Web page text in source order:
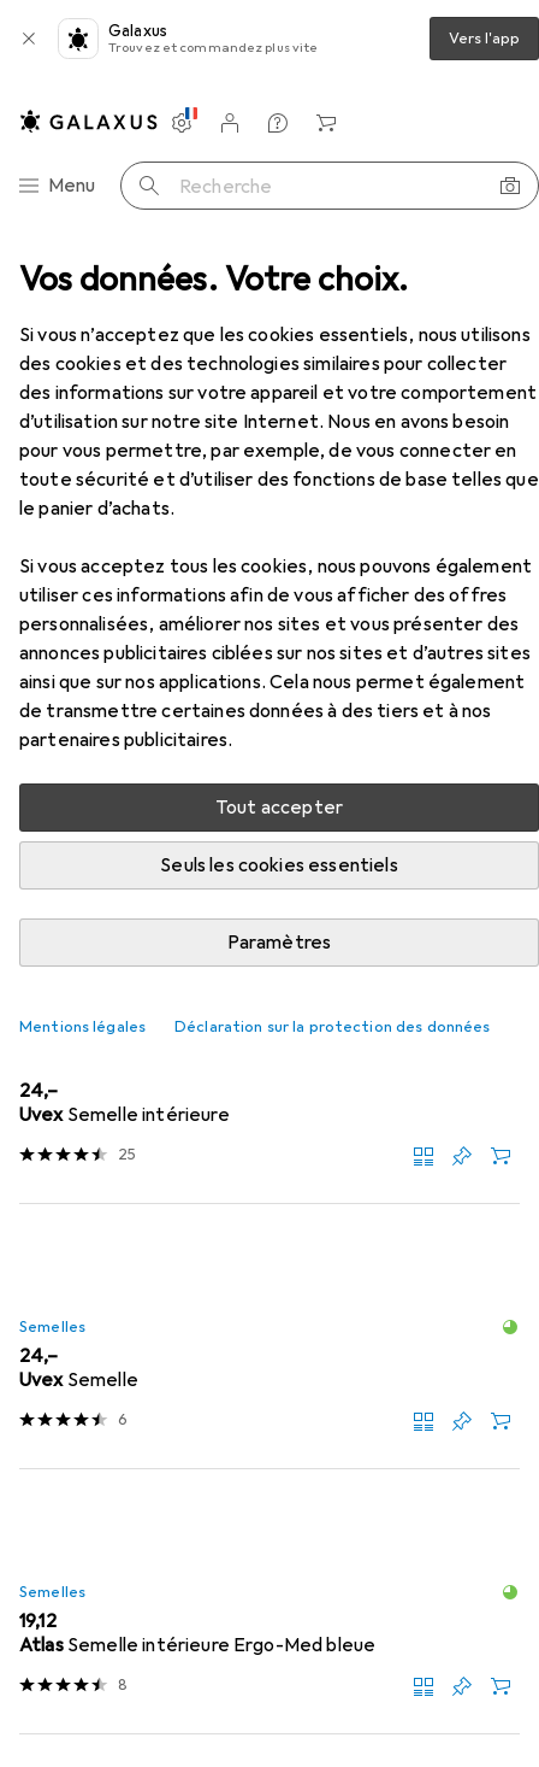
Vos données. Votre choix.
Si vous n’acceptez que les cookies essentiels, nous utilisons
des cookies et des technologies similaires pour collecter
des informations sur votre appareil et votre comportement
d’utilisation sur notre site Internet. Nous en avons besoin
pour vous permettre, par exemple, de vous connecter en
toute sécurité et d’utiliser des fonctions de base telles que
le panier d’achats.
Si vous acceptez tous les cookies, nous pouvons également
utiliser ces informations afin de vous afficher des offres
personnalisées, améliorer nos sites et vous présenter des
annonces publicitaires ciblées sur nos sites et d’autres sites
ainsi que sur nos applications. Cela nous permet également
de transmettre certaines données à des tiers et à nos
partenaires publicitaires.
Tout accepter
Seuls les cookies essentiels
Paramètres
Mentions légales Déclaration sur la protection des données
Galaxus
Trouvez et commandez plus vite Vers l'app
Navigation par catégorie
Menu Recherche
Paramètres
Compte client
Listes de comparaison
Listes d'envies
Panier
Chaussures de travail Abeba Chaussures ESD
Abeba Chaussures ESD
6 tailles
Accessoires pour Abeba
Chaussures ESD
Ici, vous trouverez des accessoires compatibles avec le
produit Abeba Chaussures ESD de la catégorie Semelles.
Liste des produits
EUR
19,02
PumaEinlegesohle
6
EUR
24,–
Uvex Semelle intérieure
25
Semelles
EUR
24,–
Uvex Semelle
6
Semelles
EUR
19,12
Atlas Semelle intérieure Ergo-Med bleue
8